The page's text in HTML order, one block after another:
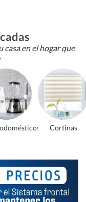
casa en el hogar que
Cortinas